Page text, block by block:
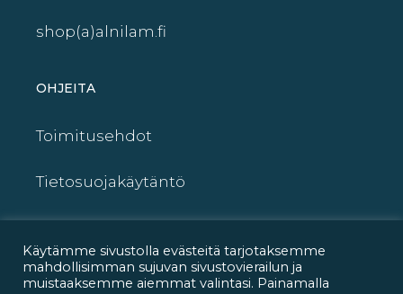
shop(a)alnilam.fi
OHJEITA
Toimitusehdot
Tietosuojakäytäntö
OIVA-raportti
Käytämme sivustolla evästeitä tarjotaksemme
mahdollisimman sujuvan sivustovierailun ja
muistaaksemme aiemmat valintasi. Painamalla